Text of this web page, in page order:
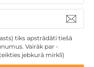
administrācijasmaksas
tiks apstrādāti tiešā
Vairāk par -
jebkurā mirklī)